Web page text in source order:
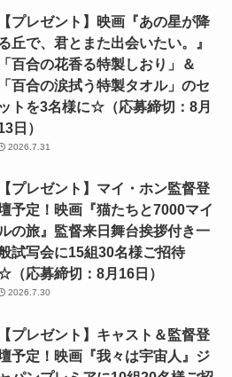
【プレゼント】映画『あの星が降
丘で、君とまた出会いたい。』
「百合の花香る特製しおり」＆
「百合の涙拭う特製タオル」のセ
ットを3名様に☆（応募締切：8月
日）
2026.7.31
【プレゼント】マイ・ホン監督登
予定！映画『猫たちと7000マイ
の旅』監督来日舞台挨拶付き一
試写会に15組30名様ご招待
（応募締切：8月16日）
2026.7.30
【プレゼント】キャスト＆監督登
予定！映画『我々は宇宙人』ジ